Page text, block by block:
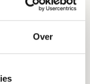
Over
KIP